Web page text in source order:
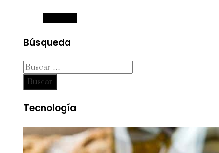
Búsqueda
Buscar:
Tecnología